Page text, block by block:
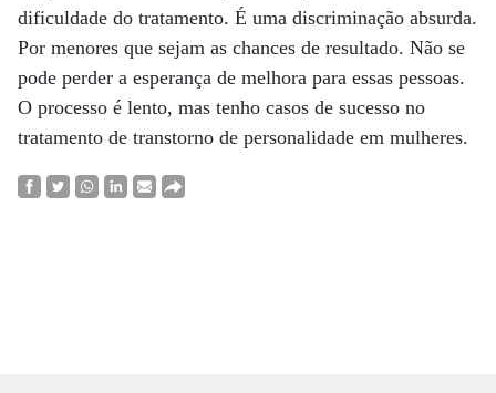
dificuldade do tratamento. É uma discriminação absurda.
Por menores que sejam as chances de resultado. Não se
pode perder a esperança de melhora para essas pessoas.
O processo é lento, mas tenho casos de sucesso no
tratamento de transtorno de personalidade em mulheres.